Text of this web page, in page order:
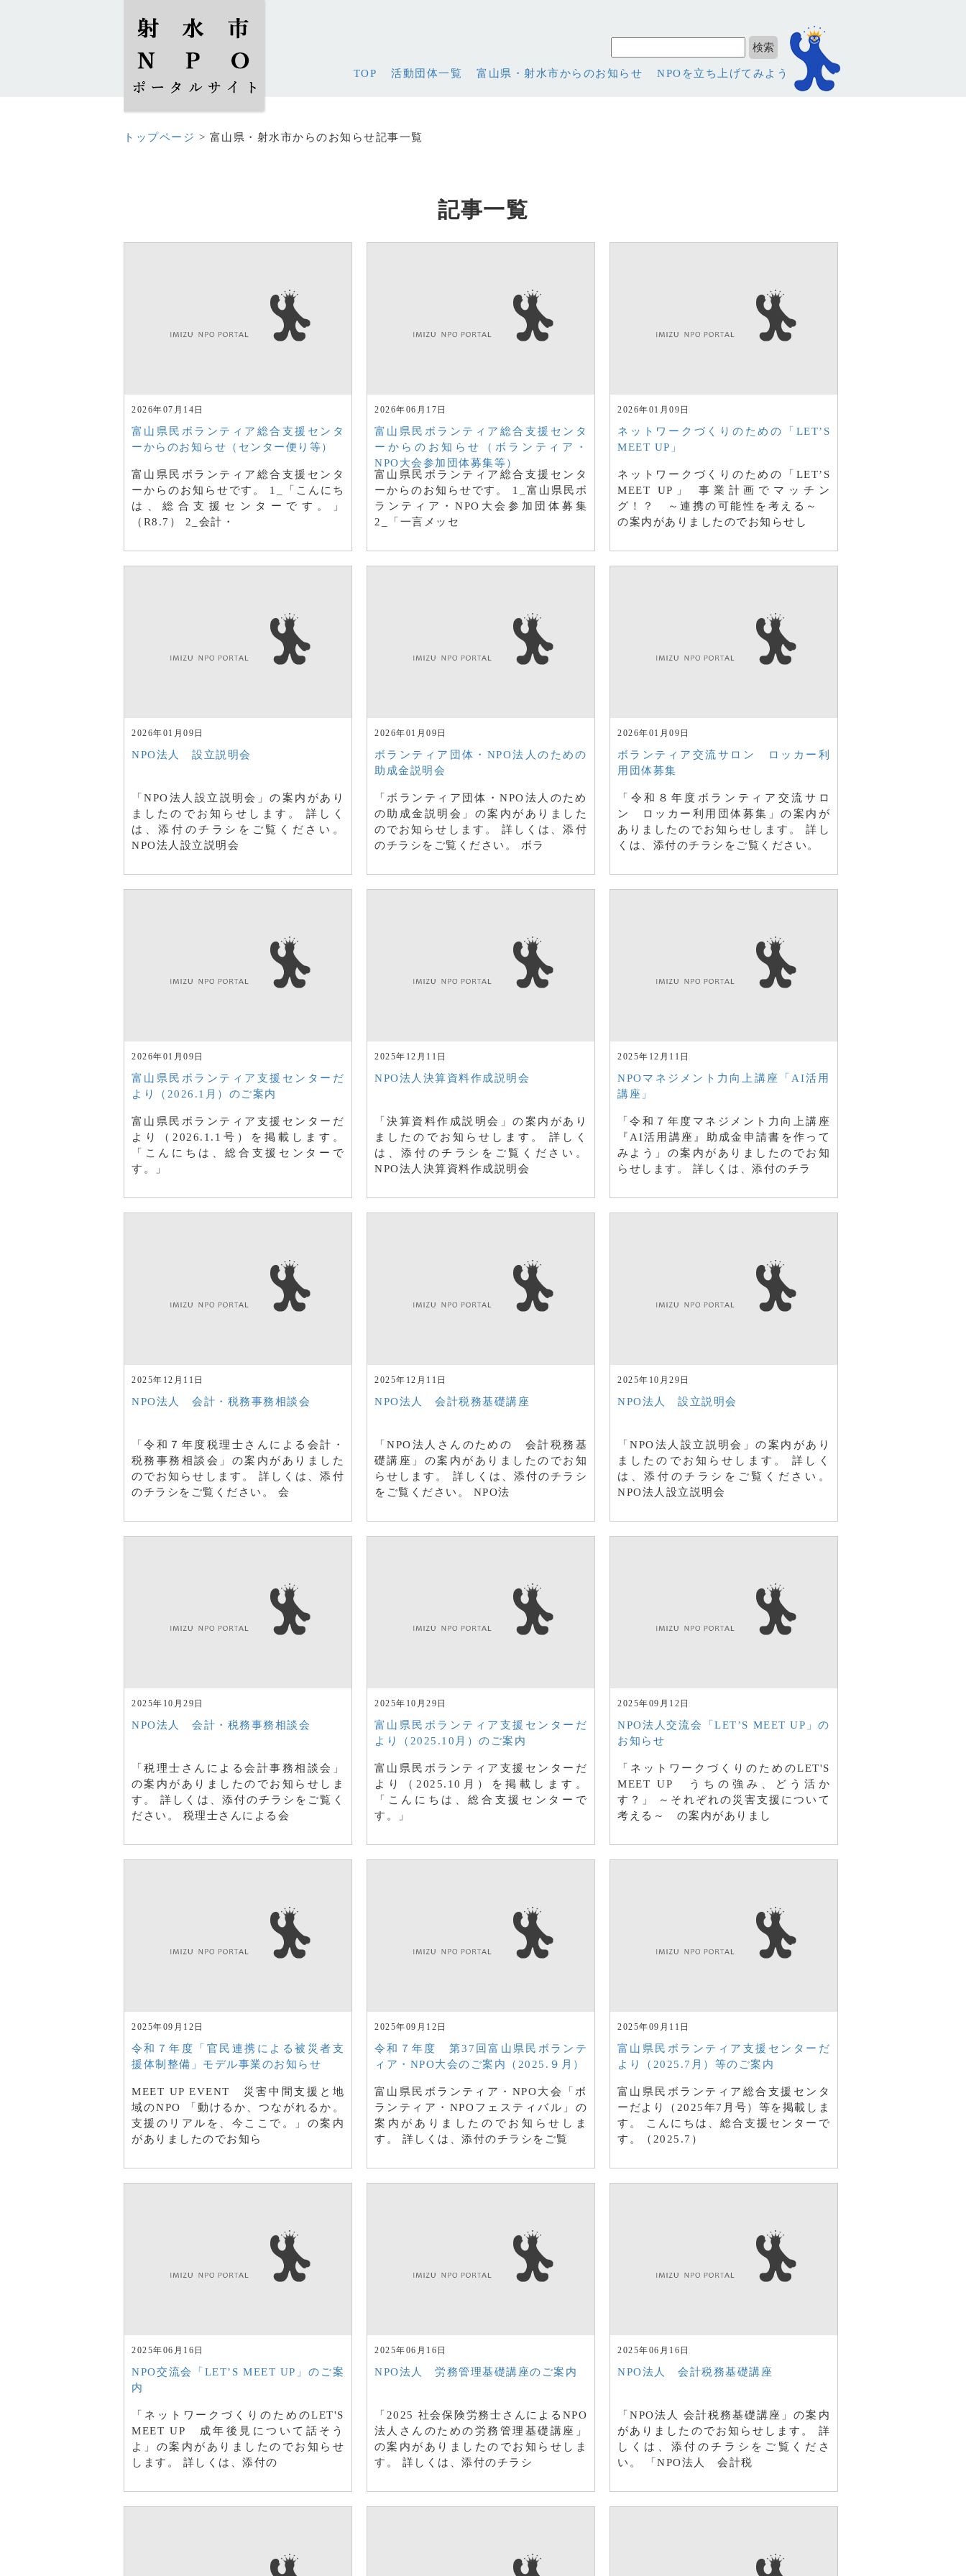
TOP 活動団体一覧 富山県・射水市からのお知らせ NPOを立ち上げてみよう
トップページ > 富山県・射水市からのお知らせ記事一覧
記事一覧
2026年07月14日
富山県民ボランティア総合支援センタ
ーからのお知らせ（センター便り等）
富山県民ボランティア総合支援センタ
ーからのお知らせです。 1_「こんにち
は、総合支援センターです。」
（R8.7） 2_会計・
2026年06月17日
富山県民ボランティア総合支援センタ
ーからのお知らせ（ボランティア・
NPO大会参加団体募集等）
富山県民ボランティア総合支援センタ
ーからのお知らせです。 1_富山県民ボ
ランティア・NPO大会参加団体募集
2_「一言メッセ
2026年01月09日
ネットワークづくりのための「LET’S
MEET UP」
ネットワークづくりのための「LET’S
MEET UP」 事業計画でマッチン
グ！？ ～連携の可能性を考える～
の案内がありましたのでお知らせし
2026年01月09日
NPO法人 設立説明会
「NPO法人設立説明会」の案内があり
ましたのでお知らせします。 詳しく
は、添付のチラシをご覧ください。
NPO法人設立説明会
2026年01月09日
ボランティア団体・NPO法人のための
助成金説明会
「ボランティア団体・NPO法人のため
の助成金説明会」の案内がありました
のでお知らせします。 詳しくは、添付
のチラシをご覧ください。 ボラ
2026年01月09日
ボランティア交流サロン ロッカー利
用団体募集
「令和８年度ボランティア交流サロ
ン ロッカー利用団体募集」の案内が
ありましたのでお知らせします。 詳し
くは、添付のチラシをご覧ください。
2026年01月09日
富山県民ボランティア支援センターだ
より（2026.1月）のご案内
富山県民ボランティア支援センターだ
より（2026.1.1号）を掲載します。
「こんにちは、総合支援センターで
す。」
2025年12月11日
NPO法人決算資料作成説明会
「決算資料作成説明会」の案内があり
ましたのでお知らせします。 詳しく
は、添付のチラシをご覧ください。
NPO法人決算資料作成説明会
2025年12月11日
NPOマネジメント力向上講座「AI活用
講座」
「令和７年度マネジメント力向上講座
『AI活用講座』助成金申請書を作って
みよう」の案内がありましたのでお知
らせします。 詳しくは、添付のチラ
2025年12月11日
NPO法人 会計・税務事務相談会
「令和７年度税理士さんによる会計・
税務事務相談会」の案内がありました
のでお知らせします。 詳しくは、添付
のチラシをご覧ください。 会
2025年12月11日
NPO法人 会計税務基礎講座
「NPO法人さんのための 会計税務基
礎講座」の案内がありましたのでお知
らせします。 詳しくは、添付のチラシ
をご覧ください。 NPO法
2025年10月29日
NPO法人 設立説明会
「NPO法人設立説明会」の案内があり
ましたのでお知らせします。 詳しく
は、添付のチラシをご覧ください。
NPO法人設立説明会
2025年10月29日
NPO法人 会計・税務事務相談会
「税理士さんによる会計事務相談会」
の案内がありましたのでお知らせしま
す。 詳しくは、添付のチラシをご覧く
ださい。 税理士さんによる会
2025年10月29日
富山県民ボランティア支援センターだ
より（2025.10月）のご案内
富山県民ボランティア支援センターだ
より（2025.10月）を掲載します。
「こんにちは、総合支援センターで
す。」
2025年09月12日
NPO法人交流会「LET’S MEET UP」の
お知らせ
「ネットワークづくりのためのLET'S
MEET UP うちの強み、どう活か
す？」 ～それぞれの災害支援について
考える～ の案内がありまし
2025年09月12日
令和７年度「官民連携による被災者支
援体制整備」モデル事業のお知らせ
MEET UP EVENT 災害中間支援と地
域のNPO 「動けるか、つながれるか。
支援のリアルを、今ここで。」の案内
がありましたのでお知ら
2025年09月12日
令和７年度 第37回富山県民ボランテ
ィア・NPO大会のご案内（2025.９月）
富山県民ボランティア・NPO大会「ボ
ランティア・NPOフェスティバル」の
案内がありましたのでお知らせしま
す。 詳しくは、添付のチラシをご覧
2025年09月11日
富山県民ボランティア支援センターだ
より（2025.7月）等のご案内
富山県民ボランティア総合支援センタ
ーだより（2025年7月号）等を掲載しま
す。 こんにちは、総合支援センターで
す。（2025.7）
2025年06月16日
NPO交流会「LET’S MEET UP」のご案
内
「ネットワークづくりのためのLET'S
MEET UP 成年後見について話そう
よ」の案内がありましたのでお知らせ
します。 詳しくは、添付の
2025年06月16日
NPO法人 労務管理基礎講座のご案内
「2025 社会保険労務士さんによるNPO
法人さんのための労務管理基礎講座」
の案内がありましたのでお知らせしま
す。 詳しくは、添付のチラシ
2025年06月16日
NPO法人 会計税務基礎講座
「NPO法人 会計税務基礎講座」の案内
がありましたのでお知らせします。 詳
しくは、添付のチラシをご覧くださ
い。 「NPO法人 会計税